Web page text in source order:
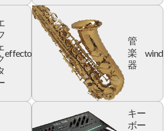
effector
管
楽
器
wind
キー
ボー